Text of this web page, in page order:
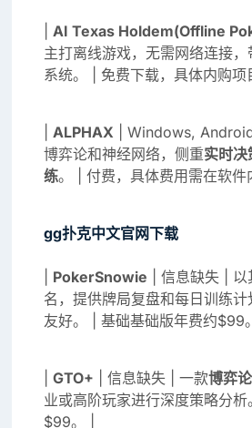
AI Texas Holdem(Offline
主打离线游戏，无需网络连接
系统。 | 免费下载，具体内购项
ALPHAX | Windows,
博弈论和神经网络，侧重实时决
练。 | 付费，具体费用需在软件
gg扑克中文官网下载
PokerSnowie | 信息缺失 | 以
名，提供牌局复盘和每日训练
友好。 | 基础基础版年费约$99
GTO+ | 信息缺失 | 一款博弈
业或高阶玩家进行深度策略分
$99。 |